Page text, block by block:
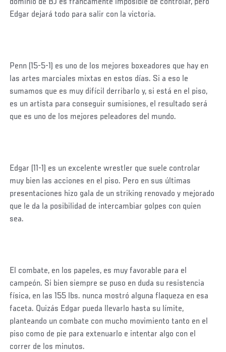
dominio de BJ es francamente imposible de controlar, pero
Edgar dejará todo para salir con la victoria.
Penn (15-5-1) es uno de los mejores boxeadores que hay en
las artes marciales mixtas en estos días. Si a eso le
sumamos que es muy difícil derribarlo y, si está en el piso,
es un artista para conseguir sumisiones, el resultado será
que es uno de los mejores peleadores del mundo.
Edgar (11-1) es un excelente wrestler que suele controlar
muy bien las acciones en el piso. Pero en sus últimas
presentaciones hizo gala de un striking renovado y mejorado
que le da la posibilidad de intercambiar golpes con quien
sea.
El combate, en los papeles, es muy favorable para el
campeón. Si bien siempre se puso en duda su resistencia
física, en las 155 lbs. nunca mostró alguna flaqueza en esa
faceta. Quizás Edgar pueda llevarlo hasta su límite,
planteando un combate con mucho movimiento tanto en el
piso como de pie para extenuarlo e intentar algo con el
correr de los minutos.